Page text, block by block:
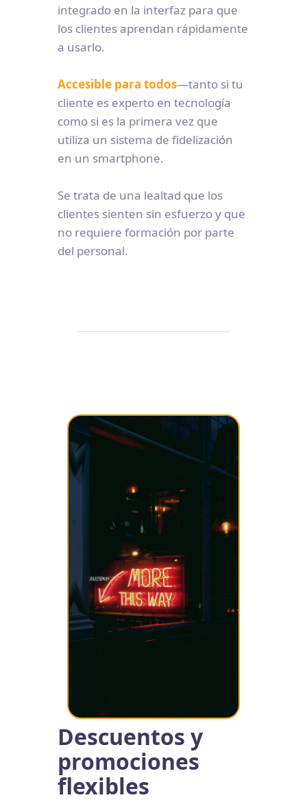
integrado en la interfaz para que
los clientes aprendan rápidamente
a usarlo.
Accesible para todos—tanto si tu
cliente es experto en tecnología
como si es la primera vez que
utiliza un sistema de fidelización
en un smartphone.
Se trata de una lealtad que los
clientes sienten sin esfuerzo y que
no requiere formación por parte
del personal.
Descuentos y
promociones
flexibles